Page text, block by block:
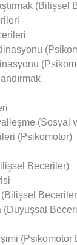
(Bilişsel
(Sosyal
(Psikomotor)
Beceriler)
(Duyuşsal
(Psikomotor